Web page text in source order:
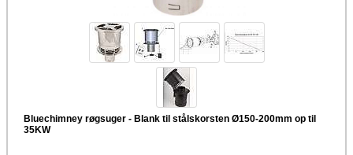
Bluechimney røgsuger - Blank til stålskorsten Ø150-200mm op til
35KW